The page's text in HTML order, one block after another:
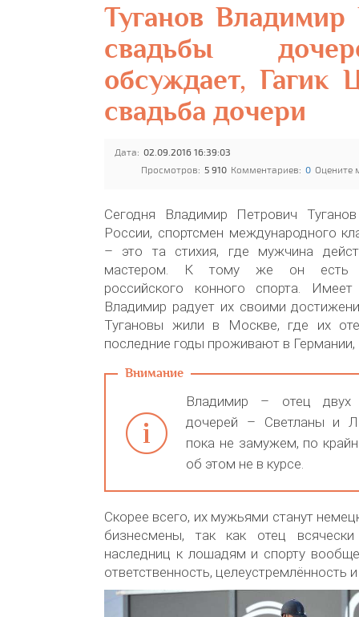
Туганов Владимир
свадьбы
обсуждает, Гагик
свадьба дочери
Дата: 02.09.2016 16:39:03
Просмотров: 5 910 Комментариев: 0 Оцените
Сегодня Владимир Петрович
России, спортсмен международного
– это та стихия, где мужчина
мастером. К тому же он есть
российского конного спорта.
Владимир радует их своими
Тугановы жили в Москве, где их
последние годы проживают в
Владимир – отец двух
дочерей – Светланы и
пока не замужем, по
об этом не в курсе.
Скорее всего, их мужьями станут
бизнесмены, так как отец
наследниц к лошадям и спорту
ответственность, целеустремлённость